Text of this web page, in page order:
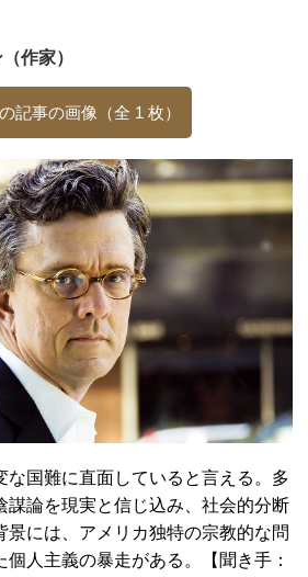
作家）
記事の画像（全 1 枚）
な国難に直面していると言える。多
謀論を現実と信じ込み、社会的分断
景には、アメリカ独特の宗教的な問
人主義の暴走がある。【聞き手：